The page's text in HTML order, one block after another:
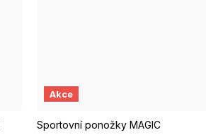
Akce
Sportovní ponožky MAGIC